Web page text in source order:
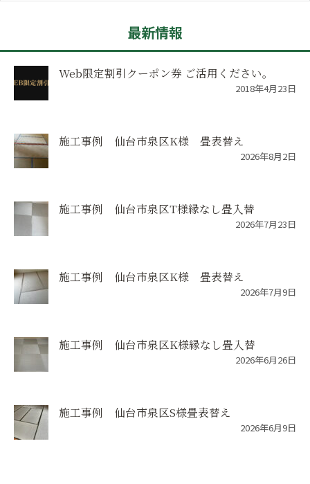
最新情報
Web限定割引クーポン券 ご活用ください。
2018年4月23日
施工事例 仙台市泉区K様 畳表替え
2026年8月2日
施工事例 仙台市泉区T様縁なし畳入替
2026年7月23日
施工事例 仙台市泉区K様 畳表替え
2026年7月9日
施工事例 仙台市泉区K様縁なし畳入替
2026年6月26日
施工事例 仙台市泉区S様畳表替え
2026年6月9日